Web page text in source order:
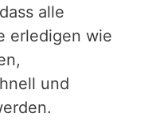
alle
erledigen wie
und